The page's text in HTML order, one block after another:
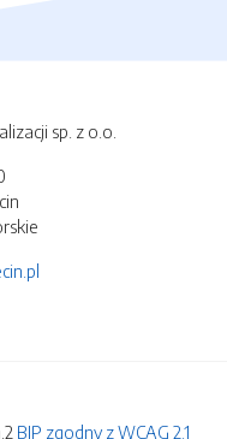
sp. z o.o.
BIP zgodny z WCAG 2.1